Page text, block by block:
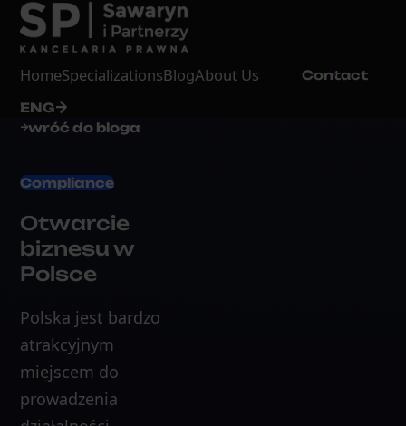
HomeSpecializationsBlogAbout Us Contact
ENG
wróć do bloga
Compliance
Otwarcie
biznesu w
Polsce
Polska jest bardzo
atrakcyjnym
miejscem do
prowadzenia